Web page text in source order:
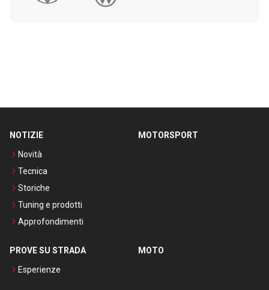
NOTIZIE
Novità
Tecnica
Storiche
Tuning e prodotti
Approfondimenti
MOTORSPORT
PROVE SU STRADA
Esperienze
MOTO